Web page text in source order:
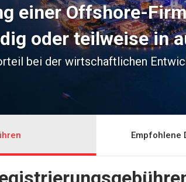
einer Offshore-
oder teilweise in
bei der wirtschaftlichen
Empfohlene